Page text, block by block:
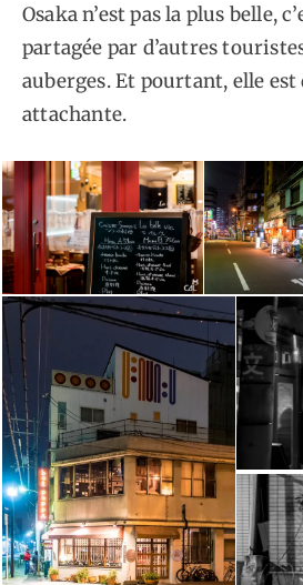
Osaka n’est pas la plus belle,
partagée par d’autres
auberges. Et pourtant, elle
attachante.